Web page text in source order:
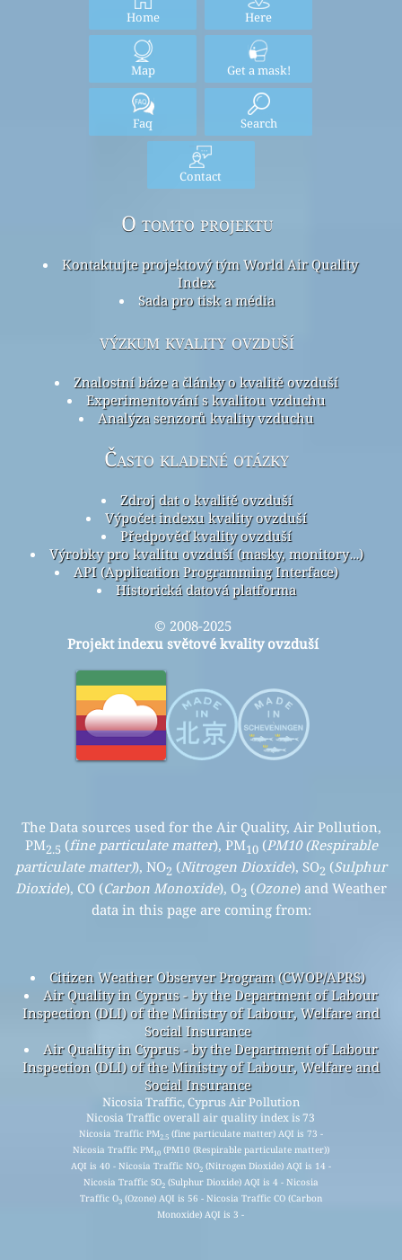
Home Here
Map Get a mask!
Faq Search
Contact
O tomto projektu
Kontaktujte projektový tým World Air Quality
Index
Sada pro tisk a média
výzkum kvality ovzduší
Znalostní báze a články o kvalitě ovzduší
Experimentování s kvalitou vzduchu
Analýza senzorů kvality vzduchu
Často kladené otázky
Zdroj dat o kvalitě ovzduší
Výpočet indexu kvality ovzduší
Předpověď kvality ovzduší
Výrobky pro kvalitu ovzduší (masky, monitory…)
API (Application Programming Interface)
Historická datová platforma
© 2008-2025
Projekt indexu světové kvality ovzduší
The Data sources used for the Air Quality, Air Pollution,
PM2.5 (fine particulate matter), PM10(PM10 (Respirable
particulate matter)), NO2 (Nitrogen Dioxide), SO2 (Sulphur
Dioxide), CO (Carbon Monoxide), O3 (Ozone) and Weather
data in this page are coming from:
Citizen Weather Observer Program (CWOP/APRS)
Air Quality in Cyprus - by the Department of Labour
Inspection (DLI) of the Ministry of Labour, Welfare and
Social Insurance
Air Quality in Cyprus - by the Department of Labour
Inspection (DLI) of the Ministry of Labour, Welfare and
Social Insurance
Nicosia Traffic, Cyprus Air Pollution
Nicosia Traffic overall air quality index is 73
Nicosia Traffic PM2.5(fine particulate matter) AQI is 73 -
Nicosia Traffic PM10(PM10 (Respirable particulate matter))
AQI is 40 - Nicosia Traffic NO2(Nitrogen Dioxide) AQI is 14 -
Nicosia Traffic SO2(Sulphur Dioxide) AQI is 4 - Nicosia
Traffic O3(Ozone) AQI is 56 - Nicosia Traffic CO (Carbon
Monoxide) AQI is 3 -